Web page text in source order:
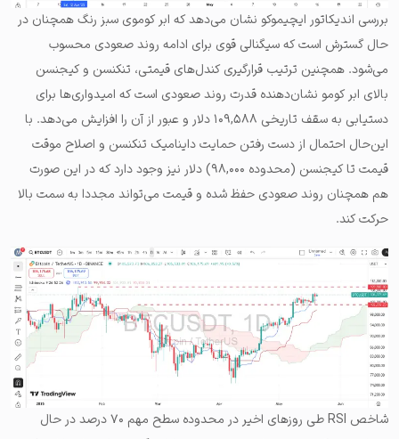
بررسی اندیکاتور ایچیموکو نشان می‌دهد که ابر کوموی سبز رنگ همچنان در
حال گسترش است که سیگنالی قوی برای ادامه روند صعودی محسوب
می‌شود. همچنین ترتیب قرارگیری کندل‌های قیمتی، تنکنسن و کیجنسن
بالای ابر کومو نشان‌دهنده قدرت روند صعودی است که امیدواری‌ها برای
دستیابی به سقف تاریخی ۱۰۹,۵۸۸ دلار و عبور از آن را افزایش می‌دهد. با
این‌حال احتمال از دست رفتن حمایت داینامیک تنکنسن و اصلاح موقت
قیمت تا کیجنسن (محدوده ۹۸,۰۰۰) دلار نیز وجود دارد که در این صورت
هم همچنان روند صعودی حفظ شده و قیمت می‌تواند مجددا به سمت بالا
حرکت کند.
شاخص RSI طی روزهای اخیر در محدوده سطح مهم ۷۰ درصد در حال